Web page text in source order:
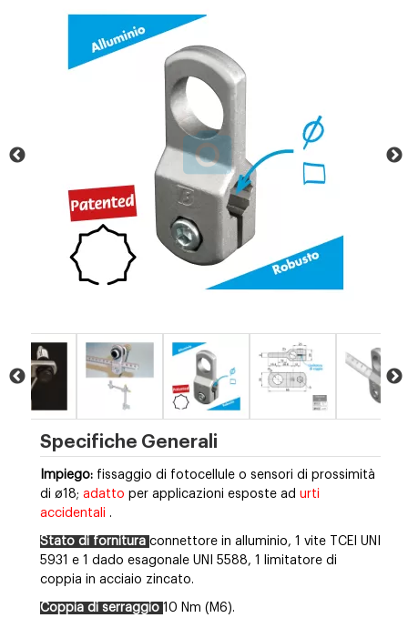
Specifiche Generali
Impiego: fissaggio di fotocellule o sensori di prossimità
di ø18; adatto per applicazioni esposte ad urti
accidentali .
Stato di fornitura connettore in alluminio, 1 vite TCEI UNI
5931 e 1 dado esagonale UNI 5588, 1 limitatore di
coppia in acciaio zincato.
Coppia di serraggio 10 Nm (M6).